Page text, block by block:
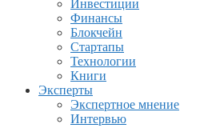
Инвестиции
Финансы
Блокчейн
Стартапы
Технологии
Книги
Эксперты
Экспертное мнение
Интервью